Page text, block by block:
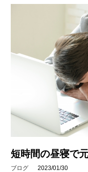
短時間の昼寝で
ブログ 2023/01/30